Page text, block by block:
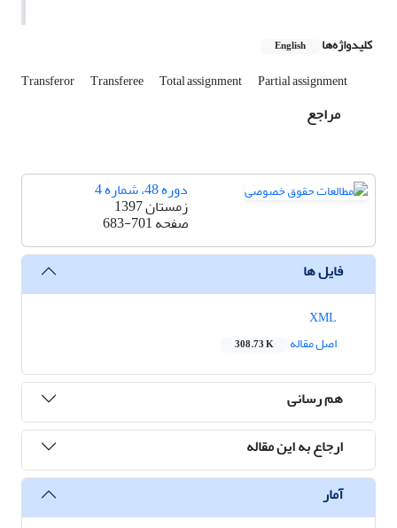
کلیدواژه‌ها English
Transferor Transferee Total assignment Partial assignment
مراجع
دوره 48، شماره 4
زمستان 1397
صفحه683-701
فایل ها
اصل مقاله
308.73 K
هم رسانی
ارجاع به این مقاله
آمار